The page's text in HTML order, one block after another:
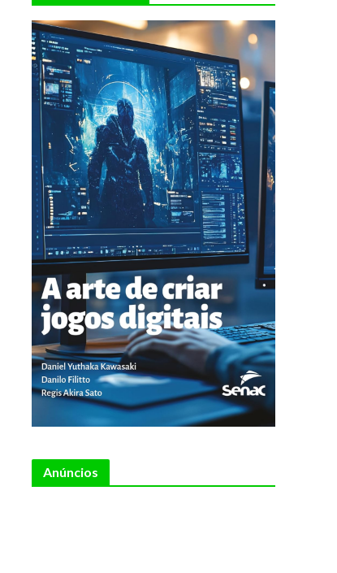
Anúncios